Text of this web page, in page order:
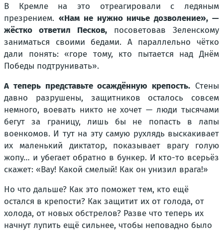
В Кремле на это отреагировали с ледяным
презрением. «Нам не нужно ничье дозволение», —
жёстко ответил Песков, посоветовав Зеленскому
заниматься своими бедами. А параллельно чётко
дали понять: «горе тому, кто пытается над Днём
Победы подтрунивать».
А теперь представьте осаждённую крепость. Стены
давно разрушены, защитников осталось совсем
немного, воевать никто не хочет — люди тысячами
бегут за границу, лишь бы не попасть в лапы
военкомов. И тут на эту самую рухлядь выскакивает
их маленький диктатор, показывает врагу голую
жопу… и убегает обратно в бункер. И кто-то всерьёз
скажет: «Вау! Какой смелый! Как он унизил врага!»
Но что дальше? Как это поможет тем, кто ещё
остался в крепости? Как защитит их от голода, от
холода, от новых обстрелов? Разве что теперь их
начнут лупить ещё сильнее, чтобы неповадно было